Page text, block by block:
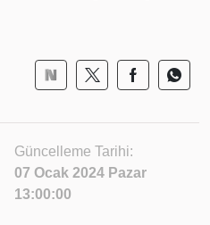
Güncelleme Tarihi:
07 Ocak 2024 Pazar
13:00:00